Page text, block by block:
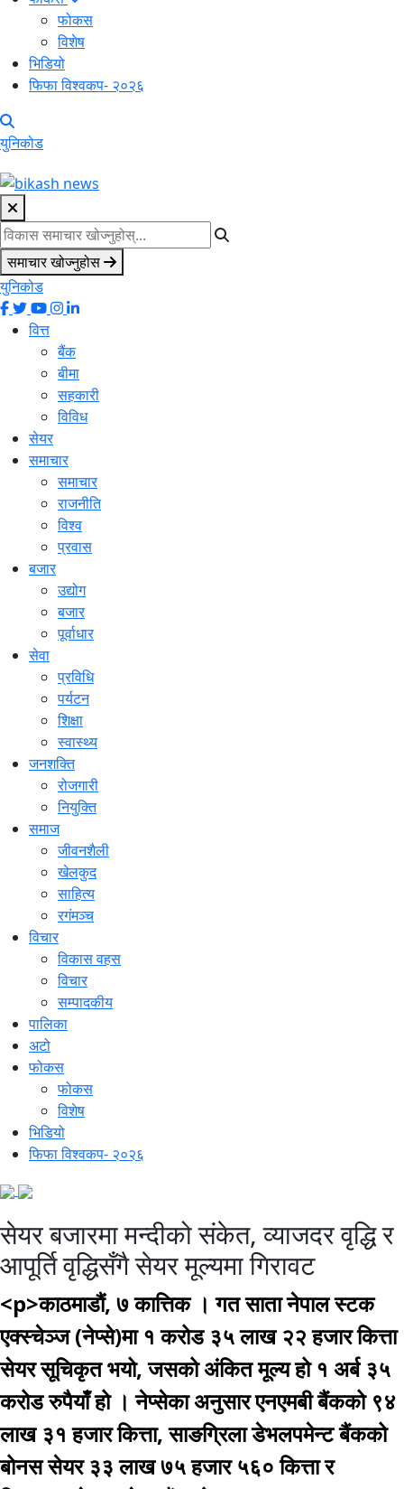
फोकस
विशेष
भिडियो
फिफा विश्वकप- २०२६
युनिकोड
समाचार खोज्नुहोस
युनिकोड
वित्त
बैंक
बीमा
सहकारी
विविध
सेयर
समाचार
समाचार
राजनीति
विश्व
प्रवास
बजार
उद्योग
बजार
पूर्वाधार
सेवा
प्रविधि
पर्यटन
शिक्षा
स्वास्थ्य
जनशक्ति
रोजगारी
नियुक्ति
समाज
जीवनशैली
खेलकुद
साहित्य
रगंमञ्च
विचार
विकास वहस
विचार
सम्पादकीय
पालिका
अटो
फोकस
फोकस
विशेष
भिडियो
फिफा विश्वकप- २०२६
सेयर बजारमा मन्दीको संकेत, व्याजदर वृद्धि र
आपूर्ति वृद्धिसँगै सेयर मूल्यमा गिरावट
<p>काठमाडौं, ७ कात्तिक । गत साता नेपाल स्टक
एक्स्चेञ्ज (नेप्से)मा १ करोड ३५ लाख २२ हजार कित्ता
सेयर सूचिकृत भयो, जसको अंकित मूल्य हो १ अर्ब ३५
करोड रुपैयाँ हो । नेप्सेका अनुसार एनएमबी बैंकको ९४
लाख ३१ हजार कित्ता, साङग्रिला डेभलपमेन्ट बैंकको
बोनस सेयर ३३ लाख ७५ हजार ५६० कित्ता र